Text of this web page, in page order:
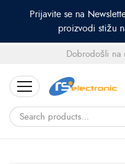
Prijavite se na
proizvodi stižu
Dobrodošli na
for: